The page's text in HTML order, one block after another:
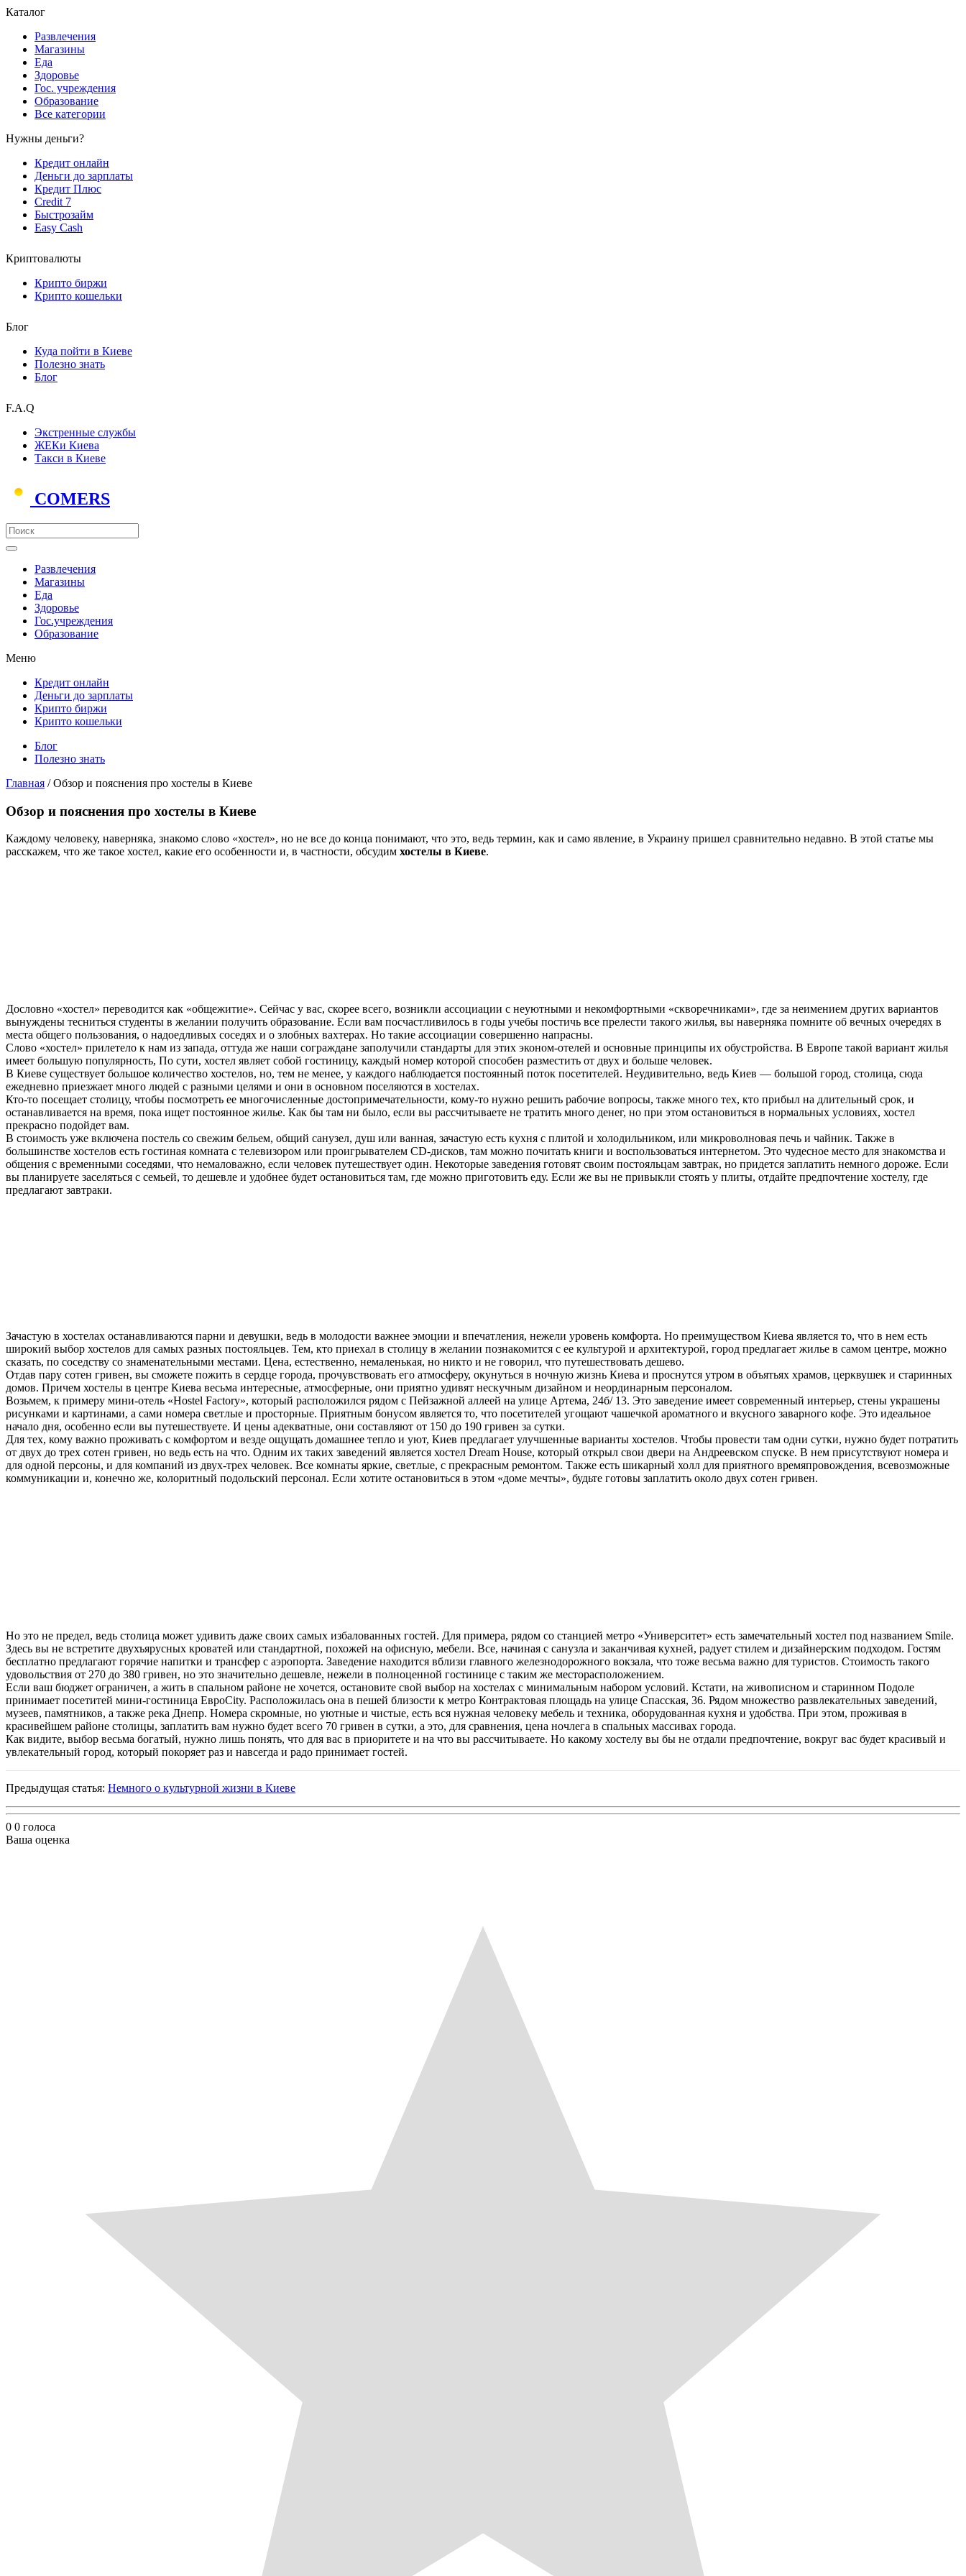
Каталог
Развлечения
Магазины
Еда
Здоровье
Гос. учреждения
Образование
Все категории
Нужны деньги?
Кредит онлайн
Деньги до зарплаты
Кредит Плюс
Credit 7
Быстрозайм
Easy Cash
Криптовалюты
Крипто биржи
Крипто кошельки
Блог
Куда пойти в Киеве
Полезно знать
Блог
F.A.Q
Экстренные службы
ЖЕКи Киева
Такси в Киеве
COMERS
Развлечения
Магазины
Еда
Здоровье
Гос.учреждения
Образование
Меню
Кредит онлайн
Деньги до зарплаты
Крипто биржи
Крипто кошельки
Блог
Полезно знать
Главная / Обзор и пояснения про хостелы в Киеве
Обзор и пояснения про хостелы в Киеве
Каждому человеку, наверняка, знакомо слово «хостел», но не все до конца понимают, что это, ведь термин, как и само явление, в Украину пришел сравнительно недавно. В этой статье мы
расскажем, что же такое хостел, какие его особенности и, в частности, обсудим хостелы в Киеве.
Дословно «хостел» переводится как «общежитие». Сейчас у вас, скорее всего, возникли ассоциации с неуютными и некомфортными «скворечниками», где за неимением других вариантов
вынуждены тесниться студенты в желании получить образование. Если вам посчастливилось в годы учебы постичь все прелести такого жилья, вы наверняка помните об вечных очередях в
места общего пользования, о надоедливых соседях и о злобных вахтерах. Но такие ассоциации совершенно напрасны.
Слово «хостел» прилетело к нам из запада, оттуда же наши сограждане заполучили стандарты для этих эконом-отелей и основные принципы их обустройства. В Европе такой вариант жилья
имеет большую популярность, По сути, хостел являет собой гостиницу, каждый номер которой способен разместить от двух и больше человек.
В Киеве существует большое количество хостелов, но, тем не менее, у каждого наблюдается постоянный поток посетителей. Неудивительно, ведь Киев — большой город, столица, сюда
ежедневно приезжает много людей с разными целями и они в основном поселяются в хостелах.
Кто-то посещает столицу, чтобы посмотреть ее многочисленные достопримечательности, кому-то нужно решить рабочие вопросы, также много тех, кто прибыл на длительный срок, и
останавливается на время, пока ищет постоянное жилье. Как бы там ни было, если вы рассчитываете не тратить много денег, но при этом остановиться в нормальных условиях, хостел
прекрасно подойдет вам.
В стоимость уже включена постель со свежим бельем, общий санузел, душ или ванная, зачастую есть кухня с плитой и холодильником, или микроволновая печь и чайник. Также в
большинстве хостелов есть гостиная комната с телевизором или проигрывателем CD-дисков, там можно почитать книги и воспользоваться интернетом. Это чудесное место для знакомства и
общения с временными соседями, что немаловажно, если человек путешествует один. Некоторые заведения готовят своим постояльцам завтрак, но придется заплатить немного дороже. Если
вы планируете заселяться с семьей, то дешевле и удобнее будет остановиться там, где можно приготовить еду. Если же вы не привыкли стоять у плиты, отдайте предпочтение хостелу, где
предлагают завтраки.
Зачастую в хостелах останавливаются парни и девушки, ведь в молодости важнее эмоции и впечатления, нежели уровень комфорта. Но преимуществом Киева является то, что в нем есть
широкий выбор хостелов для самых разных постояльцев. Тем, кто приехал в столицу в желании познакомится с ее культурой и архитектурой, город предлагает жилье в самом центре, можно
сказать, по соседству со знаменательными местами. Цена, естественно, немаленькая, но никто и не говорил, что путешествовать дешево.
Отдав пару сотен гривен, вы сможете пожить в сердце города, прочувствовать его атмосферу, окунуться в ночную жизнь Киева и проснутся утром в объятьях храмов, церквушек и старинных
домов. Причем хостелы в центре Киева весьма интересные, атмосферные, они приятно удивят нескучным дизайном и неординарным персоналом.
Возьмем, к примеру мини-отель «Hostel Factory», который расположился рядом с Пейзажной аллеей на улице Артема, 24б/ 13. Это заведение имеет современный интерьер, стены украшены
рисунками и картинами, а сами номера светлые и просторные. Приятным бонусом является то, что посетителей угощают чашечкой ароматного и вкусного заварного кофе. Это идеальное
начало дня, особенно если вы путешествуете. И цены адекватные, они составляют от 150 до 190 гривен за сутки.
Для тех, кому важно проживать с комфортом и везде ощущать домашнее тепло и уют, Киев предлагает улучшенные варианты хостелов. Чтобы провести там одни сутки, нужно будет потратить
от двух до трех сотен гривен, но ведь есть на что. Одним их таких заведений является хостел Dream House, который открыл свои двери на Андреевском спуске. В нем присутствуют номера и
для одной персоны, и для компаний из двух-трех человек. Все комнаты яркие, светлые, с прекрасным ремонтом. Также есть шикарный холл для приятного времяпровождения, всевозможные
коммуникации и, конечно же, колоритный подольский персонал. Если хотите остановиться в этом «доме мечты», будьте готовы заплатить около двух сотен гривен.
Но это не предел, ведь столица может удивить даже своих самых избалованных гостей. Для примера, рядом со станцией метро «Университет» есть замечательный хостел под названием Smile.
Здесь вы не встретите двухъярусных кроватей или стандартной, похожей на офисную, мебели. Все, начиная с санузла и заканчивая кухней, радует стилем и дизайнерским подходом. Гостям
бесплатно предлагают горячие напитки и трансфер с аэропорта. Заведение находится вблизи главного железнодорожного вокзала, что тоже весьма важно для туристов. Стоимость такого
удовольствия от 270 до 380 гривен, но это значительно дешевле, нежели в полноценной гостинице с таким же месторасположением.
Если ваш бюджет ограничен, а жить в спальном районе не хочется, остановите свой выбор на хостелах с минимальным набором условий. Кстати, на живописном и старинном Подоле
принимает посетитей мини-гостиница ЕвроCity. Расположилась она в пешей близости к метро Контрактовая площадь на улице Спасская, 36. Рядом множество развлекательных заведений,
музеев, памятников, а также река Днепр. Номера скромные, но уютные и чистые, есть вся нужная человеку мебель и техника, оборудованная кухня и удобства. При этом, проживая в
красивейшем районе столицы, заплатить вам нужно будет всего 70 гривен в сутки, а это, для сравнения, цена ночлега в спальных массивах города.
Как видите, выбор весьма богатый, нужно лишь понять, что для вас в приоритете и на что вы рассчитываете. Но какому хостелу вы бы не отдали предпочтение, вокруг вас будет красивый и
увлекательный город, который покоряет раз и навсегда и радо принимает гостей.
Предыдущая статья: Немного о культурной жизни в Киеве
0 0 голоса
Ваша оценка